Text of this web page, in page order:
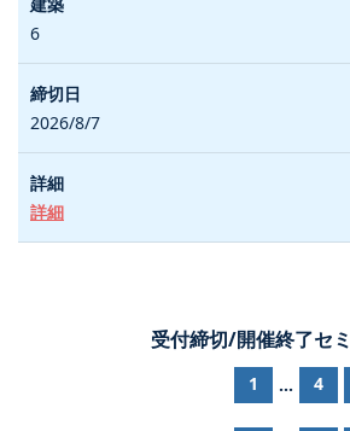
6
2026/8/7
詳細
受付締切/開催終了セ
1 ... 4